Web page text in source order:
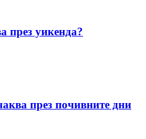
през уикенда?
през почивните дни